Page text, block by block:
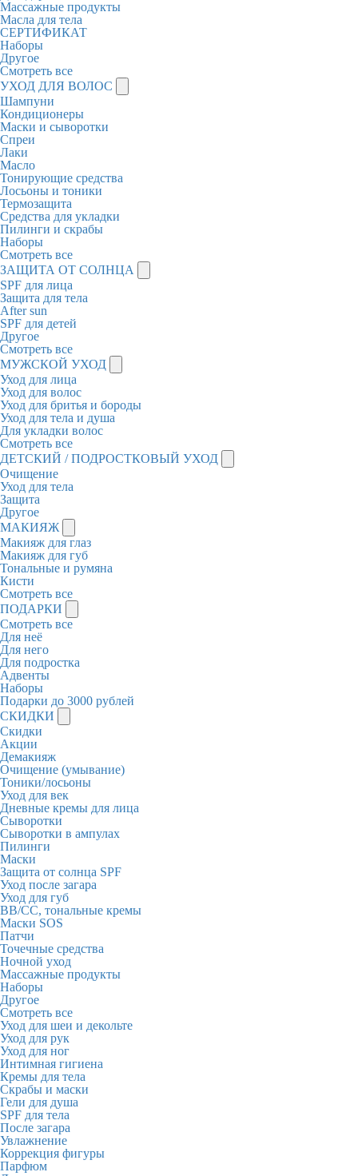
Массажные продукты
Масла для тела
СЕРТИФИКАТ
Наборы
Другое
Смотреть все
УХОД ДЛЯ ВОЛОС
Шампуни
Кондиционеры
Маски и сыворотки
Спреи
Лаки
Масло
Тонирующие средства
Лосьоны и тоники
Термозащита
Средства для укладки
Пилинги и скрабы
Наборы
Смотреть все
ЗАЩИТА ОТ СОЛНЦА
SPF для лица
Защита для тела
After sun
SPF для детей
Другое
Смотреть все
МУЖСКОЙ УХОД
Уход для лица
Уход для волос
Уход для бритья и бороды
Уход для тела и душа
Для укладки волос
Смотреть все
ДЕТСКИЙ / ПОДРОСТКОВЫЙ УХОД
Очищение
Уход для тела
Защита
Другое
МАКИЯЖ
Макияж для глаз
Макияж для губ
Тональные и румяна
Кисти
Смотреть все
ПОДАРКИ
Смотреть все
Для неё
Для него
Для подростка
Адвенты
Наборы
Подарки до 3000 рублей
СКИДКИ
Скидки
Акции
Демакияж
Очищение (умывание)
Тоники/лосьоны
Уход для век
Дневные кремы для лица
Сыворотки
Сыворотки в ампулах
Пилинги
Маски
Защита от солнца SPF
Уход после загара
Уход для губ
BB/CC, тональные кремы
Маски SOS
Патчи
Точечные средства
Ночной уход
Массажные продукты
Наборы
Другое
Смотреть все
Уход для шеи и декольте
Уход для рук
Уход для ног
Интимная гигиена
Кремы для тела
Скрабы и маски
Гели для душа
SPF для тела
После загара
Увлажнение
Коррекция фигуры
Парфюм